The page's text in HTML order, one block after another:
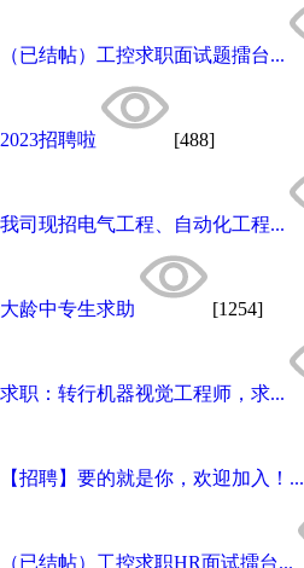
（已结帖）工控求职面试题擂台...
2023招聘啦 [488]
我司现招电气工程、自动化工程...
大龄中专生求助 [1254]
求职：转行机器视觉工程师，求...
【招聘】要的就是你，欢迎加入！...
（已结帖）工控求职HR面试擂台...